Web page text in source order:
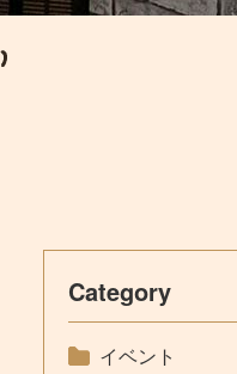
Category
イベント